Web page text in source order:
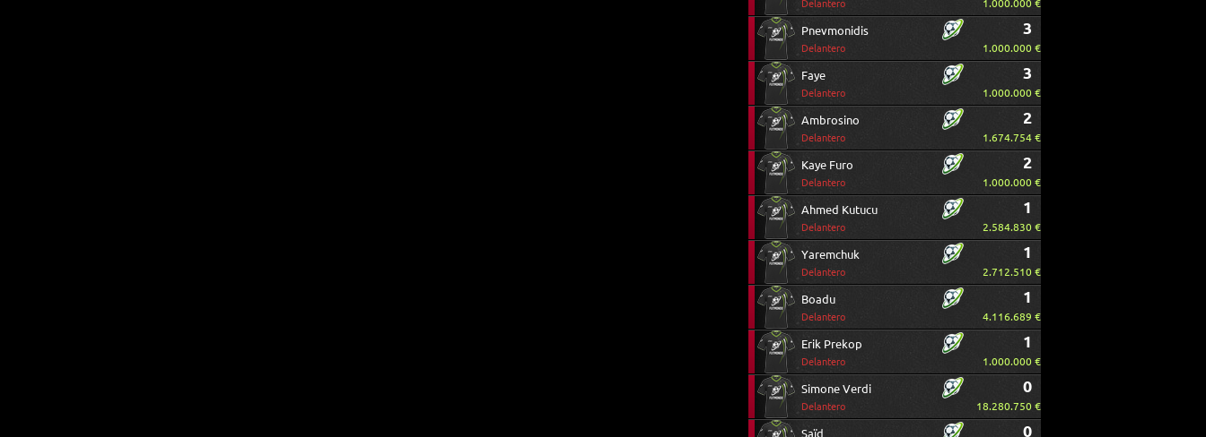
Delantero 1.000.000 €
Pnevmonidis
Delantero
3
1.000.000 €
Faye
Delantero
3
1.000.000 €
Ambrosino
Delantero
2
1.674.754 €
Kaye Furo
Delantero
2
1.000.000 €
Ahmed Kutucu
Delantero
1
2.584.830 €
Yaremchuk
Delantero
1
2.712.510 €
Boadu
Delantero
1
4.116.689 €
Erik Prekop
Delantero
1
1.000.000 €
Simone Verdi
Delantero
0
18.280.750 €
Saïd 0